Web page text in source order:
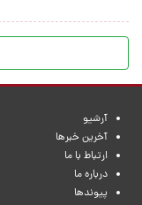
آرشیو
آخرین خبرها
ارتباط با ما
درباره ما
پیوندها